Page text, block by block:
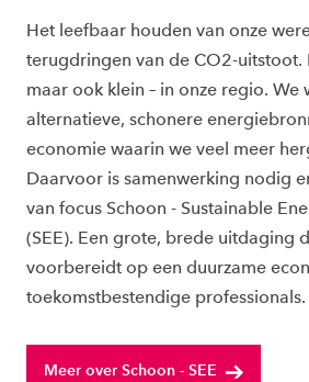
Het leefbaar houden van onze
terugdringen van de CO2-uitstoot.
maar ook klein – in onze regio. We
alternatieve, schonere
economie waarin we veel meer
Daarvoor is samenwerking nodig
van focus Schoon - Sustainable
(SEE). Een grote, brede uitdaging
voorbereidt op een duurzame
toekomstbestendige professionals.
Meer over Schoon - SEE